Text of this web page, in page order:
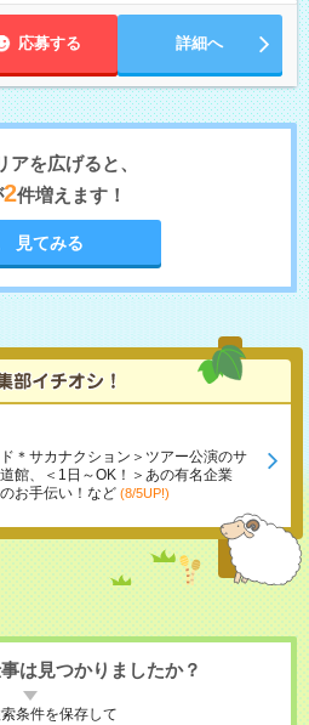
応募する 詳細へ
アを広げると、
2件増えます！
見てみる
＊サカナクション＞ツアー公演のサ
館、＜1日～OK！＞あの有名企業
お手伝い！など (8/5UP!)
は見つかりましたか？
条件を保存して